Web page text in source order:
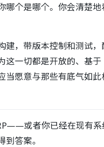
哪个是哪个。你会清
建，带版本控制和测试
这一切都是开放的、基
愿意与那些有底气如此
或者你已经在现有
答案。